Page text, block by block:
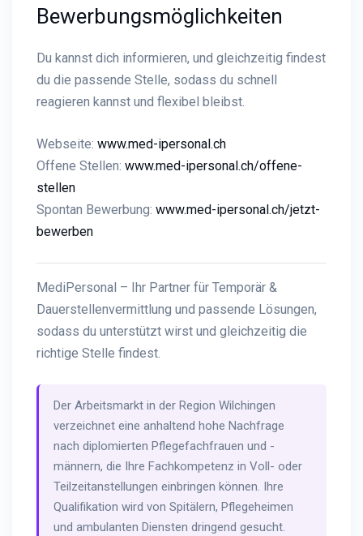
Bewerbungsmöglichkeiten
Du kannst dich informieren, und gleichzeitig findest
du die passende Stelle, sodass du schnell
reagieren kannst und flexibel bleibst.
Webseite: www.med-ipersonal.ch
Offene Stellen: www.med-ipersonal.ch/offene-
stellen
Spontan Bewerbung: www.med-ipersonal.ch/jetzt-
bewerben
MediPersonal – Ihr Partner für Temporär &
Dauerstellenvermittlung und passende Lösungen,
sodass du unterstützt wirst und gleichzeitig die
richtige Stelle findest.
Der Arbeitsmarkt in der Region Wilchingen
verzeichnet eine anhaltend hohe Nachfrage
nach diplomierten Pflegefachfrauen und -
männern, die Ihre Fachkompetenz in Voll- oder
Teilzeitanstellungen einbringen können. Ihre
Qualifikation wird von Spitälern, Pflegeheimen
und ambulanten Diensten dringend gesucht.